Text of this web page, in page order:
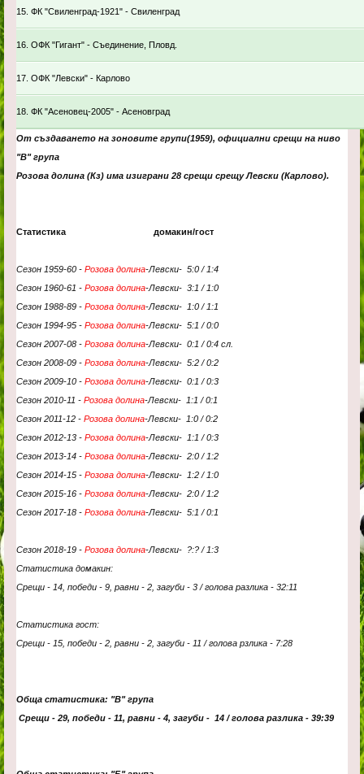
15. ФК "Свиленград-1921" - Свиленград
16. ОФК "Гигант" - Съединение, Пловд.
17. ОФК "Левски" - Карлово
18. ФК "Асеновец-2005" - Асеновград
От създаването на зоновите групи(1959), официални срещи на ниво
"В" група
Розова долина (Кз) има изиграни 28 срещи срещу Левски (Карлово).
Статистика домакин/гост
Сезон 1959-60 - Розова долина-Левски- 5:0 / 1:4
Сезон 1960-61 - Розова долина-Левски- 3:1 / 1:0
Сезон 1988-89 - Розова долина-Левски- 1:0 / 1:1
Сезон 1994-95 - Розова долина-Левски- 5:1 /0:0
Сезон 2007-08 - Розова долина-Левски- 0:1 / 0:4 сл.
Сезон 2008-09 - Розова долина-Левски- 5:2 / 0:2
Сезон 2009-10 - Розова долина-Левски- 0:1 / 0:3
Сезон 2010-11 - Розова долина-Левски- 1:1 / 0:1
Сезон 2011-12 - Розова долина-Левски- 1:0 / 0:2
Сезон 2012-13 - Розова долина-Левски- 1:1 / 0:3
Сезон 2013-14 - Розова долина-Левски- 2:0 / 1:2
Сезон 2014-15 - Розова долина-Левски- 1:2 / 1:0
Сезон 2015-16 - Розова долина-Левски- 2:0 / 1:2
Сезон 2017-18 - Розова долина-Левски- 5:1 / 0:1
Сезон 2018-19 - Розова долина-Левски- ?:? / 1:3
Статистика домакин:
Срещи - 14, победи - 9, равни - 2, загуби - 3 / голова разлика - 32:11
Статистика гост:
Срещи - 15, победи - 2, равни - 2, загуби - 11 / голова рзлика - 7:28
Обща статистика: "В" група
Срещи - 29, победи - 11, равни - 4, загуби - 14 / голова разлика - 39:39